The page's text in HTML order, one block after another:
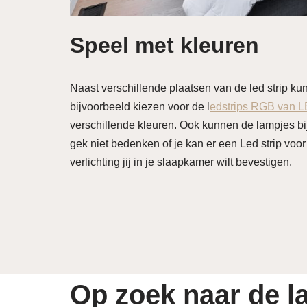
Speel met kleuren
Naast verschillende plaatsen van de led strip
bijvoorbeeld kiezen voor de l edstrips RGB van
verschillende kleuren. Ook kunnen de lampjes
gek niet bedenken of je kan er een Led strip
verlichting jij in je slaapkamer wilt bevestigen.
Op zoek naar de